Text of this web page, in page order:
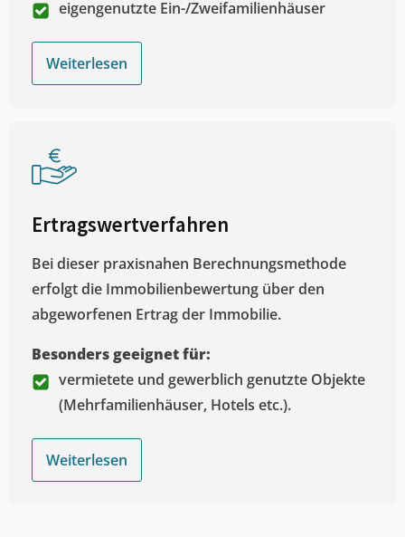
eigengenutzte Ein-/Zweifamilienhäuser
Weiterlesen
Ertragswertverfahren
Bei dieser praxisnahen Berechnungsmethode
erfolgt die Immobilienbewertung über den
abgeworfenen Ertrag der Immobilie.
Besonders geeignet für:
vermietete und gewerblich genutzte Objekte
(Mehrfamilienhäuser, Hotels etc.).
Weiterlesen